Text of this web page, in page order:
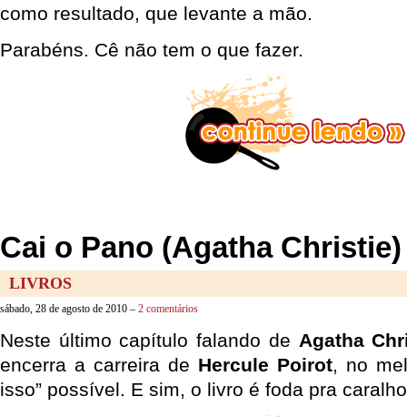
como resultado, que levante a mão.
Parabéns. Cê não tem o que fazer.
Cai o Pano (Agatha Christie)
LIVROS
sábado, 28 de agosto de 2010 – 2 comentários
Neste último capítulo falando de Agatha
encerra a carreira de Hercule Poirot, no
isso” possível. E sim, o livro é foda pra